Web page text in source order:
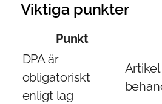
Viktiga punkter
Punkt
DPA är
obligatoriskt
enligt lag